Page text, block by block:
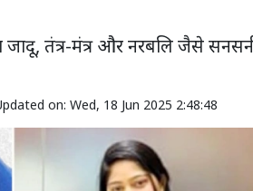
जादू, तंत्र-मंत्र और नरबलि जैसे
on: Wed, 18 Jun 2025 2:48:48